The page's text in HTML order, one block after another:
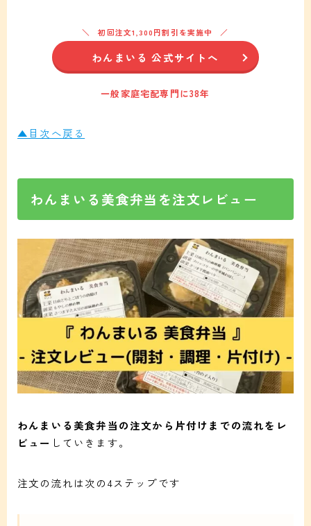
初回注文1,300円割引を実施中
わんまいる 公式サイトへ
一般家庭宅配専門に38年
▲目次へ戻る
わんまいる美食弁当を注文レビュー
わんまいる美食弁当の注文から片付けまでの流れをレ
ビュー していきます。
注文の流れは次の4ステップです